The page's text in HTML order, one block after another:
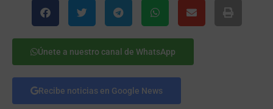
Únete a nuestro canal de WhatsApp
Recibe noticias en Google News